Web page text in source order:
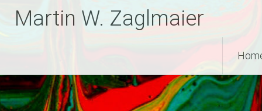
InhaltMartin W. Zaglmaier